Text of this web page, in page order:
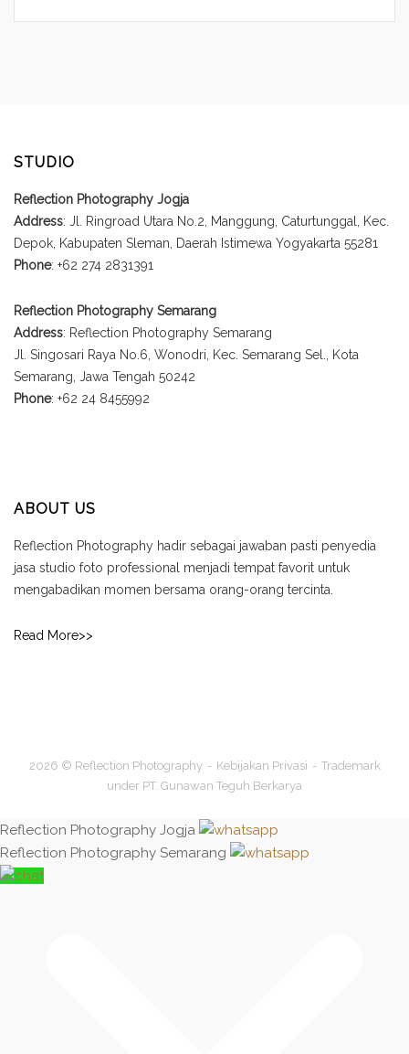
STUDIO
Reflection Photography Jogja
Address: Jl. Ringroad Utara No.2, Manggung, Caturtunggal, Kec.
Depok, Kabupaten Sleman, Daerah Istimewa Yogyakarta 55281
Phone: +62 274 2831391
Reflection Photography Semarang
Address: Reflection Photography Semarang
Jl. Singosari Raya No.6, Wonodri, Kec. Semarang Sel., Kota
Semarang, Jawa Tengah 50242
Phone: +62 24 8455992
ABOUT US
Reflection Photography hadir sebagai jawaban pasti penyedia
jasa studio foto professional menjadi tempat favorit untuk
mengabadikan momen bersama orang-orang tercinta.
Read More>>
2026 © Reflection Photography Kebijakan Privasi
Trademark
under PT. Gunawan Teguh Berkarya
Reflection Photography Jogja
Reflection Photography Semarang